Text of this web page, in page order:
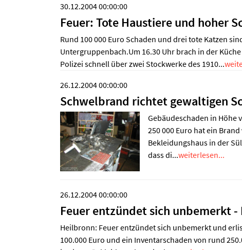
30.12.2004 00:00:00
Feuer: Tote Haustiere und hoher
Rund 100 000 Euro Schaden und drei tote Katzen
Untergruppenbach.Um 16.30 Uhr brach in der
Polizei schnell über zwei Stockwerke des 1910...
26.12.2004 00:00:00
Schwelbrand richtet gewaltigen
Gebäudeschaden in Höhe
250 000 Euro hat ein
Bekleidungshaus in der
dass di...weiterlesen...
26.12.2004 00:00:00
Feuer entzündet sich unbemerkt
Heilbronn: Feuer entzündet sich unbemerkt und
100.000 Euro und ein Inventarschaden von rund